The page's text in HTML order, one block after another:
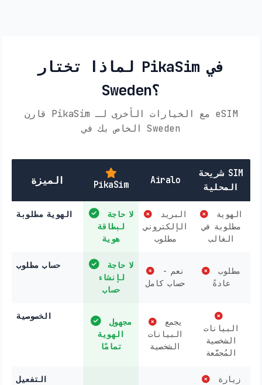
لماذا تختار PikaSim في
Sweden؟
قارن PikaSim مع الخيارات الأخرى لـ eSIM
الخاص بك في Sweden
الميزة PikaSim Airalo
شريحة SIM
المحلية
الهوية مطلوبة
لبطاقة
هوية
الإلكتروني
مطلوب
مطلوبة في
الغالب
حساب مطلوب
لإنشاء
حساب
حساب كامل
مطلوب
عادةً
الخصوصية
الهوية
تمامًا
البيانات
الشخصية
البيانات
الشخصية
المُجمَّعة
التفعيل